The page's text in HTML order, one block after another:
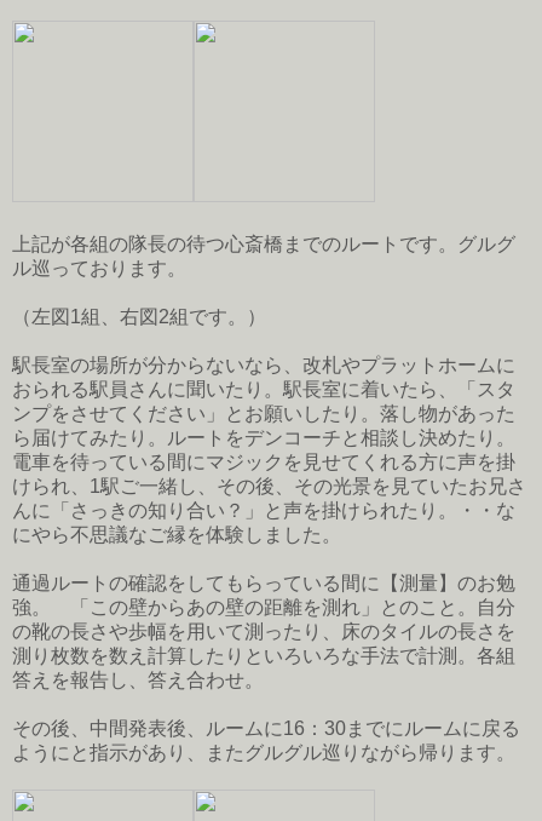
上記が各組の隊長の待つ心斎橋までのルートです。グルグ
ル巡っております。
（左図1組、右図2組です。）
駅長室の場所が分からないなら、改札やプラットホームに
おられる駅員さんに聞いたり。駅長室に着いたら、「スタ
ンプをさせてください」とお願いしたり。落し物があった
ら届けてみたり。ルートをデンコーチと相談し決めたり。
電車を待っている間にマジックを見せてくれる方に声を掛
けられ、1駅ご一緒し、その後、その光景を見ていたお兄さ
んに「さっきの知り合い？」と声を掛けられたり。・・な
にやら不思議なご縁を体験しました。
通過ルートの確認をしてもらっている間に【測量】のお勉
強。 「この壁からあの壁の距離を測れ」とのこと。自分
の靴の長さや歩幅を用いて測ったり、床のタイルの長さを
測り枚数を数え計算したりといろいろな手法で計測。各組
答えを報告し、答え合わせ。
その後、中間発表後、ルームに16：30までにルームに戻る
ようにと指示があり、またグルグル巡りながら帰ります。